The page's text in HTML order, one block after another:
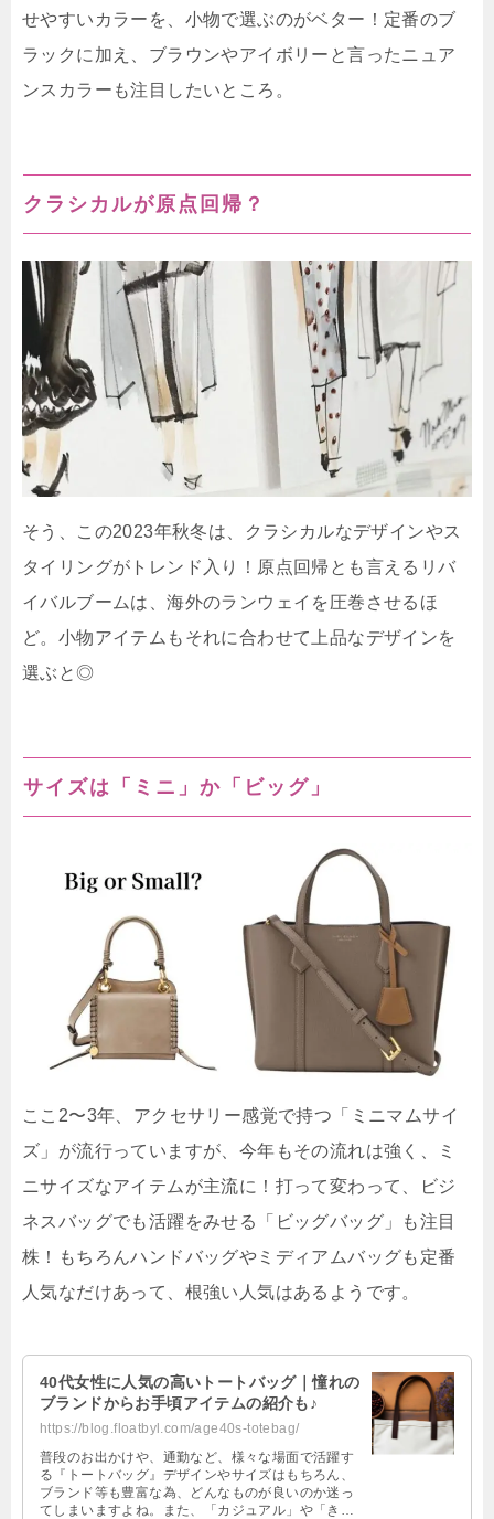
せやすいカラーを、小物で選ぶのがベター！定番のブ
ラックに加え、ブラウンやアイボリーと言ったニュア
ンスカラーも注目したいところ。
クラシカルが原点回帰？
そう、この2023年秋冬は、クラシカルなデザインやス
タイリングがトレンド入り！原点回帰とも言えるリバ
イバルブームは、海外のランウェイを圧巻させるほ
ど。小物アイテムもそれに合わせて上品なデザインを
選ぶと◎
サイズは「ミニ」か「ビッグ」
ここ2〜3年、アクセサリー感覚で持つ「ミニマムサイ
ズ」が流行っていますが、今年もその流れは強く、ミ
ニサイズなアイテムが主流に！打って変わって、ビジ
ネスバッグでも活躍をみせる「ビッグバッグ」も注目
株！もちろんハンドバッグやミディアムバッグも定番
人気なだけあって、根強い人気はあるようです。
40代女性に人気の高いトートバッグ｜憧れの
ブランドからお手頃アイテムの紹介も♪
https://blog.floatbyl.com/age40s-totebag/
普段のお出かけや、通勤など、様々な場面で活躍す
る『トートバッグ』デザインやサイズはもちろん、
ブランド等も豊富な為、どんなものが良いのか迷っ
てしまいますよね。また、「カジュアル」や「きれ